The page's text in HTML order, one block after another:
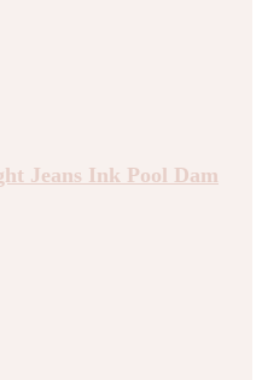
Jeans Ink Pool Dam